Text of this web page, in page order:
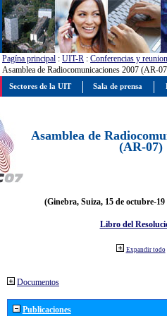
Pagína principal : UIT-R : Conferencias y
Asamblea de Radiocomunicaciones 2007 (AR-
Asamblea de
(AR-07)
(Ginebra, Suiza, 15 de octubre-19
Libro del
Expandir todo
Documentos
Publicaciones
Sectores de la UIT Sala de prensa